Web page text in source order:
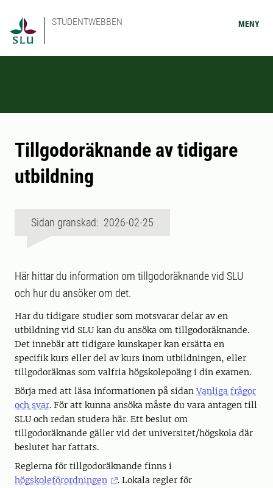
STUDENTWEBBEN MENY
Tillgodoräknande av tidigare
utbildning
Sidan granskad: 2026-02-25
Här hittar du information om tillgodoräknande vid SLU
och hur du ansöker om det.
Har du tidigare studier som motsvarar delar av en
utbildning vid SLU kan du ansöka om tillgodoräknande.
Det innebär att tidigare kunskaper kan ersätta en
specifik kurs eller del av kurs inom utbildningen, eller
tillgodoräknas som valfria högskolepoäng i din examen.
Börja med att läsa informationen på sidanVanliga frågor
och svar. För att kunna ansöka måste du vara antagen till
SLU och redan studera här. Ett beslut om
tillgodoräknande gäller vid det universitet/högskola där
beslutet har fattats.
Reglerna för tillgodoräknande finns i
högskoleförordningen
. Lokala regler för